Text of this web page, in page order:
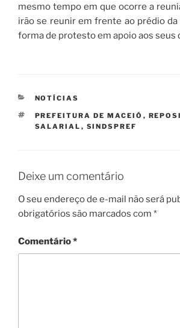
mesmo tempo em que ocorre a
irão se reunir em frente ao prédio
forma de protesto em apoio aos seus
CATEGORIAS
NOTÍCIAS
TAGS
PREFEITURA DE MACEIÓ ,
SALARIAL , SINDSPREF
Deixe um comentário
O seu endereço de e-mail não será
obrigatórios são marcados com *
Comentário*